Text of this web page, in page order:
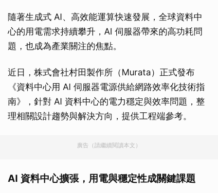
隨著生成式 AI、高效能運算快速發展，全球資料中
心的用電需求持續攀升，AI 伺服器帶來的高功耗問
題，也成為產業關注的焦點。
近日，株式會社村田製作所（Murata）正式發布
《資料中心用 AI 伺服器電源供給網路效率化技術指
南》，針對 AI 資料中心的電力穩定與效率問題，整
理相關設計趨勢與解決方向，提供工程端參考。
廣告（請繼續閱讀本文）
AI 資料中心擴張，用電與穩定性成關鍵課題